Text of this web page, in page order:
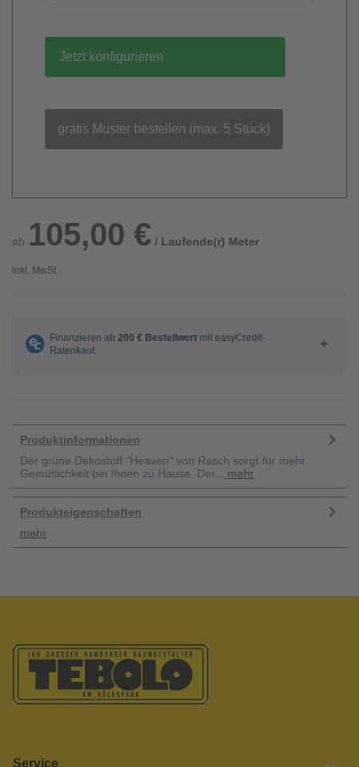
Jetzt konfigurieren
gratis Muster bestellen (max. 5 Stück)
ab 105,00 € / Laufende(r) Meter
inkl. MwSt.
Produktinformationen
Der grüne Dekostoff "Heaven" von Rasch sorgt für mehr
Gemütlichkeit bei Ihnen zu Hause. Der...
mehr
Produkteigenschaften
mehr
Service